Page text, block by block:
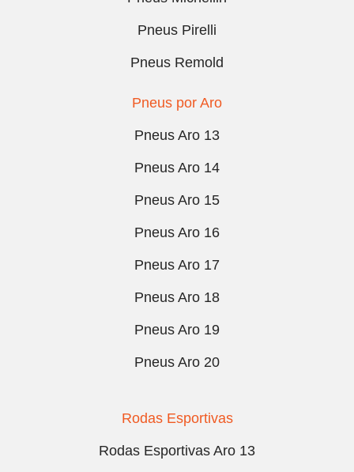
Pneus Pirelli
Pneus Remold
Pneus por Aro
Pneus Aro 13
Pneus Aro 14
Pneus Aro 15
Pneus Aro 16
Pneus Aro 17
Pneus Aro 18
Pneus Aro 19
Pneus Aro 20
Rodas Esportivas
Rodas Esportivas Aro 13